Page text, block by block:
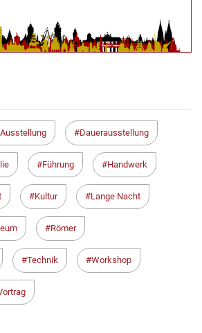
Ausstellung Dauerausstellung
Führung Handwerk
Kultur Lange Nacht
Römer
Technik Workshop